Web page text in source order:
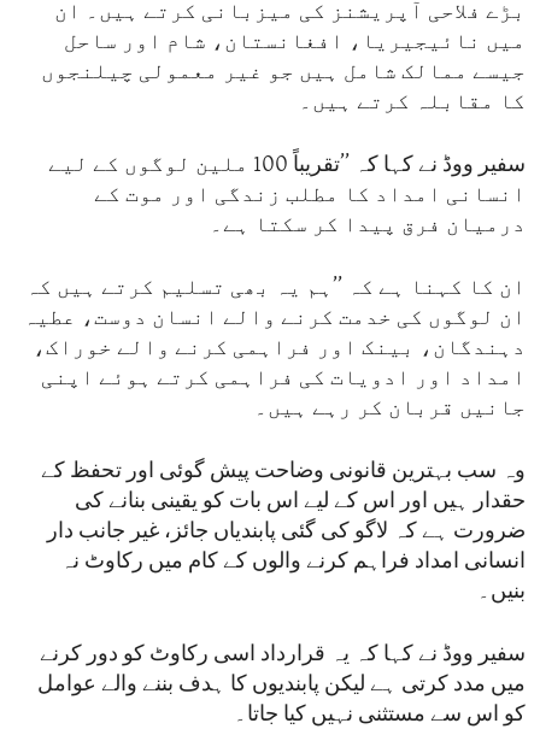
بڑے فلاحی آپریشنز کی میزبانی کرتے ہیں۔ ان
میں نائیجیریا، افغانستان، شام اور ساحل
جیسے ممالک شامل ہیں جو غیر معمولی چیلنجوں
کا مقابلہ کرتے ہیں۔
سفیر ووڈ نے کہا کہ ’’تقریباً 100 ملین لوگوں کے لیے
انسانی امداد کا مطلب زندگی اور موت کے
درمیان فرق پیدا کر سکتا ہے۔
ان کا کہنا ہے کہ ’’ہم یہ بھی تسلیم کرتے ہیں کہ
ان لوگوں کی خدمت کرنے والے انسان دوست، عطیہ
دہندگان، بینک اور فراہمی کرنے والے خوراک،
امداد اور ادویات کی فراہمی کرتے ہوئے اپنی
جانیں قربان کر رہے ہیں۔
وہ سب بہترین قانونی وضاحت پیش گوئی اور تحفظ کے
حقدار ہیں اور اس کے لیے اس بات کو یقینی بنانے کی
ضرورت ہے کہ لاگو کی گئی پابندیاں جائز، غیر جانب دار
انسانی امداد فراہم کرنے والوں کے کام میں رکاوٹ نہ
بنیں۔
سفیر ووڈ نے کہا کہ یہ قرارداد اسی رکاوٹ کو دور کرنے
میں مدد کرتی ہے لیکن پابندیوں کا ہدف بننے والے عوامل
کو اس سے مستثنی نہیں کیا جاتا۔